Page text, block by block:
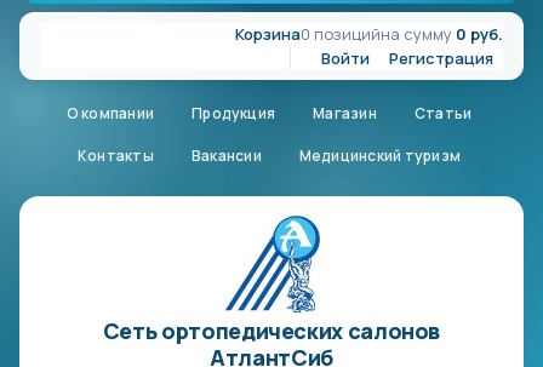
Корзина0 позицийна сумму 0 руб.
Войти
Регистрация
О компании Продукция Магазин Статьи
Контакты Вакансии Медицинский туризм
Сеть ортопедических салонов
АтлантСиб